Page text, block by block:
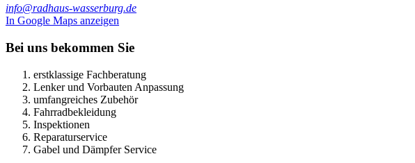
info@radhaus-wasserburg.de
In Google Maps anzeigen
Bei uns bekommen Sie
erstklassige Fachberatung
Lenker und Vorbauten Anpassung
umfangreiches Zubehör
Fahrradbekleidung
Inspektionen
Reparaturservice
Gabel und Dämpfer Service